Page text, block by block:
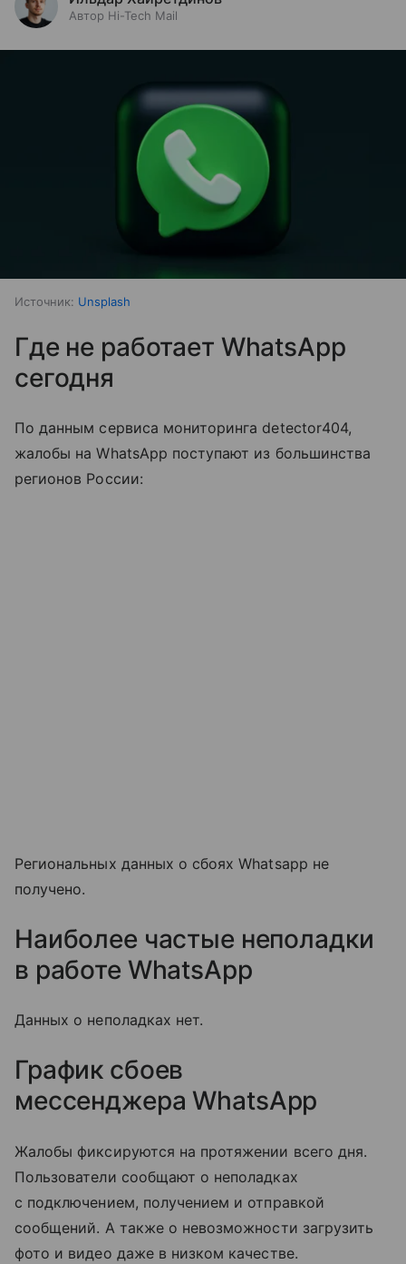
Автор Hi-Tech Mail
Источник: Unsplash
Где не работает WhatsApp
сегодня
По данным сервиса мониторинга detector404,
жалобы на WhatsApp поступают из большинства
регионов России:
Региональных данных о сбоях Whatsapp не
получено.
Наиболее частые неполадки
в работе WhatsApp
Данных о неполадках нет.
График сбоев
мессенджера WhatsApp
Жалобы фиксируются на протяжении всего дня.
Пользователи сообщают о неполадках
с подключением, получением и отправкой
сообщений. А также о невозможности загрузить
фото и видео даже в низком качестве.